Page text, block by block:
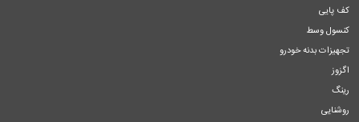
کف پایی
کنسول وسط
تجهیزات بدنه خودرو
اگزوز
رینگ
روشنایی